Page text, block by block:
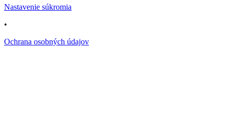
Nastavenie súkromia
•
Ochrana osobných údajov